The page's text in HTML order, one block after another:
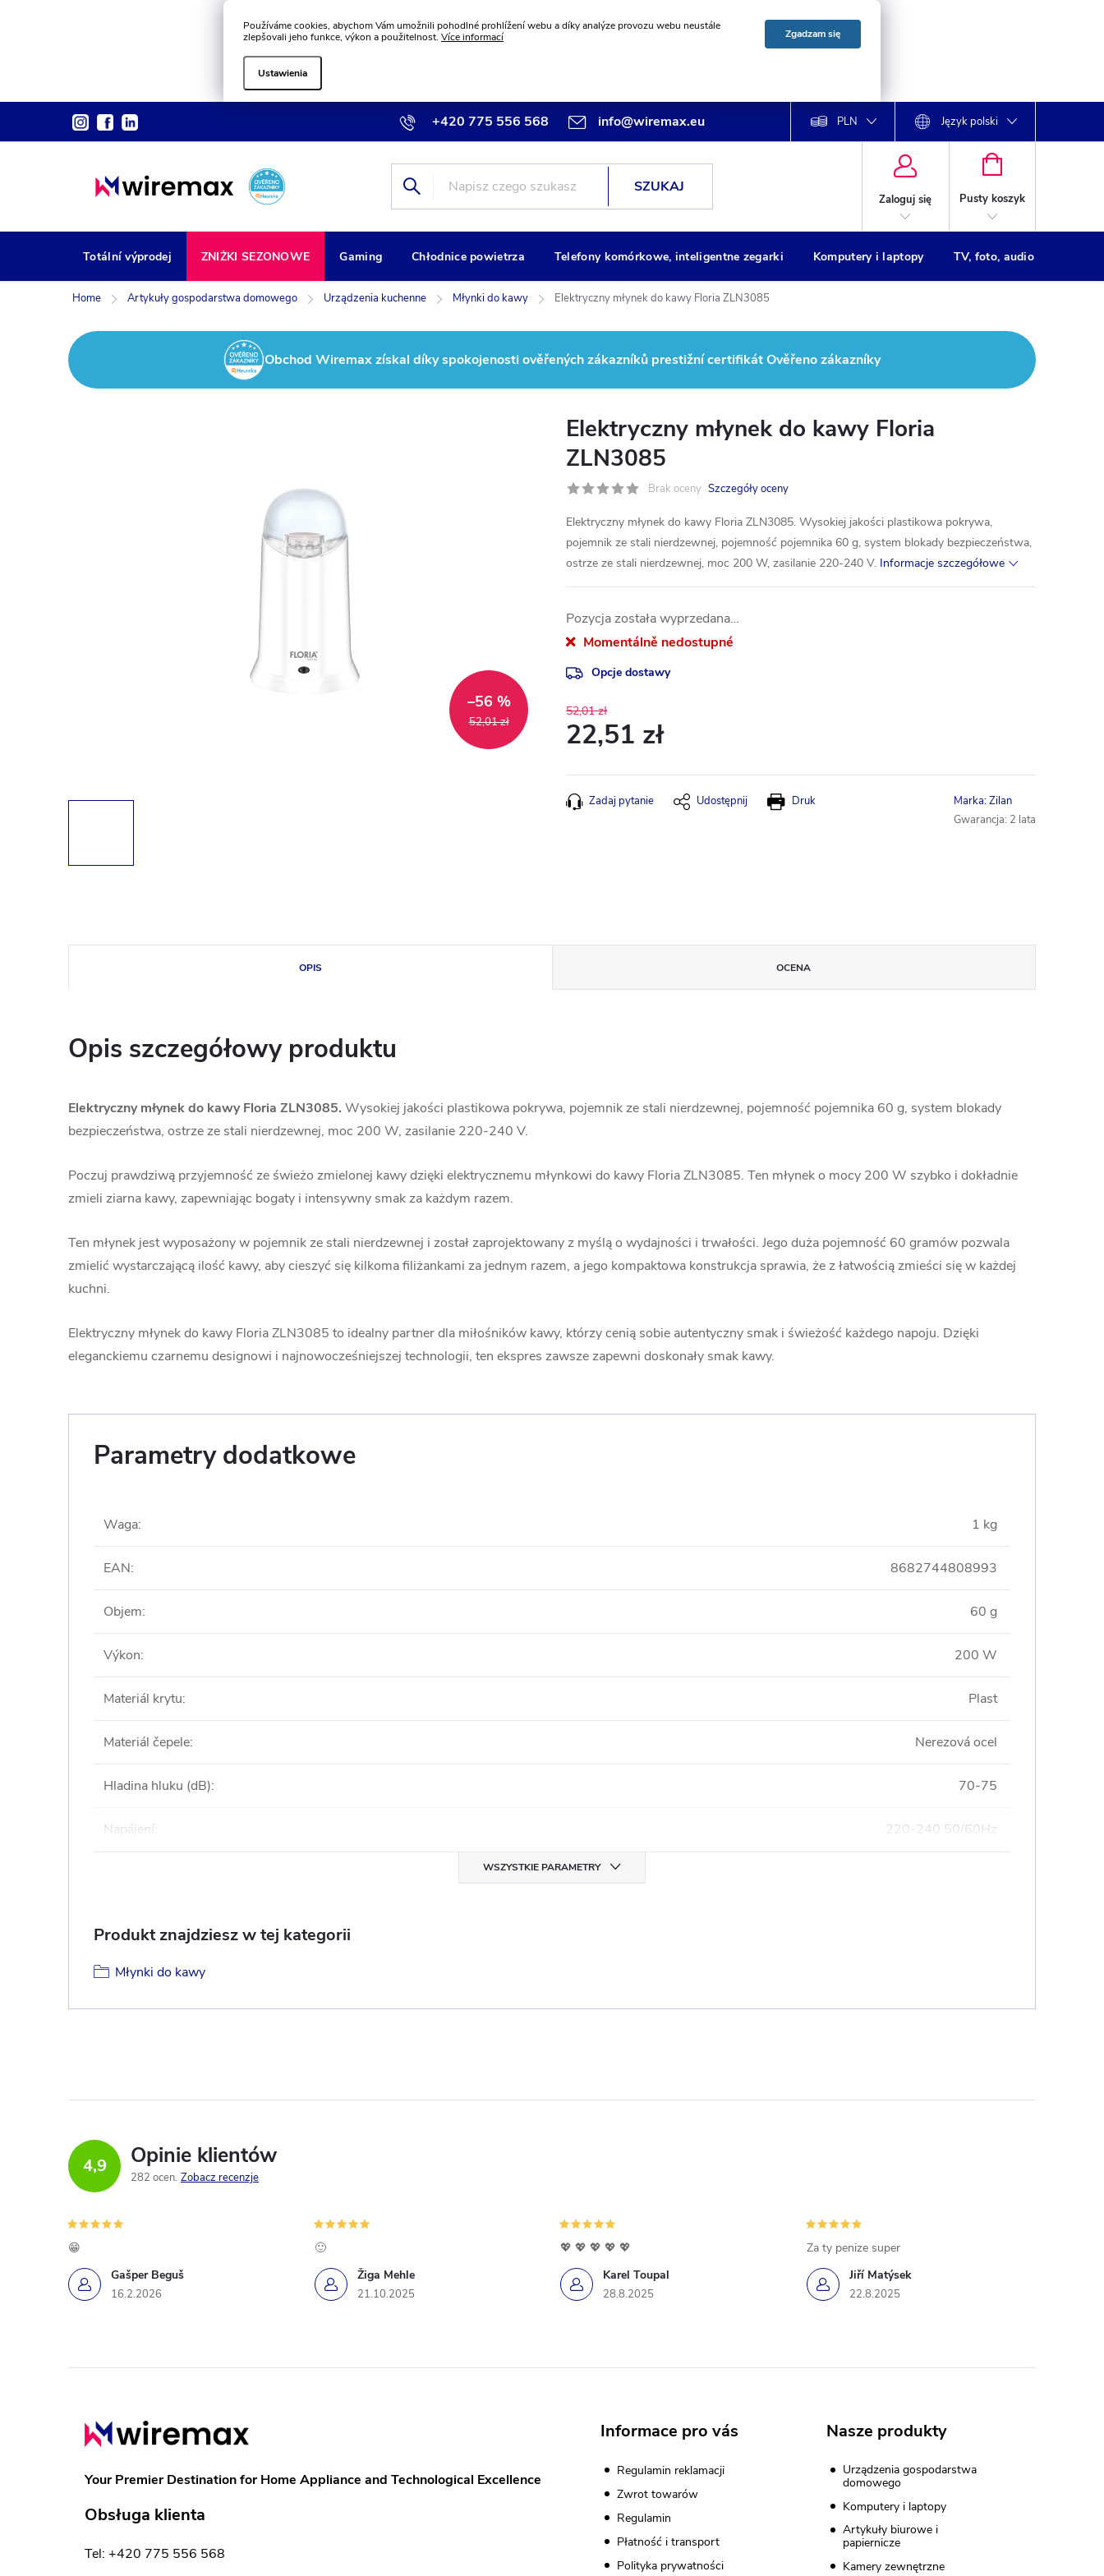
Používáme cookies, abychom Vám umožnili pohodlné prohlížení webu a díky analýze provozu webu neustále
zlepšovali jeho funkce, výkon a použitelnost. Více informací
Ustawienia
Zgadzam się
+420 775 556 568 info@wiremax.eu PLN Język polski
SZUKAJ
Zaloguj się
KOSZYK
Pusty koszyk
Totální výprodej ZNIŻKI SEZONOWE Gaming Chłodnice powietrza Telefony komórkowe, inteligentne zegarki Komputery i laptopy TV, foto, audio
Home Artykuły gospodarstwa domowego Urządzenia kuchenne Młynki do kawy Elektryczny młynek do kawy Floria ZLN3085
Obchod Wiremax získal díky spokojenosti ověřených zákazníků prestižní certifikát Ověřeno zákazníky
52,01 zł
–56 %
Elektryczny młynek do kawy Floria
ZLN3085
Brak oceny Szczegóły oceny
Elektryczny młynek do kawy Floria ZLN3085. Wysokiej jakości plastikowa pokrywa,
pojemnik ze stali nierdzewnej, pojemność pojemnika 60 g, system blokady bezpieczeństwa,
ostrze ze stali nierdzewnej, moc 200 W, zasilanie 220-240 V. Informacje szczegółowe
Pozycja została wyprzedana…
Momentálně nedostupné
Opcje dostawy
52,01 zł
22,51 zł
jednostkowa:
Druk
Zadaj pytanie Udostępnij Marka:Zilan
Gwarancja: 2 lata
OPIS OCENA
Opis szczegółowy produktu
Elektryczny młynek do kawy Floria ZLN3085. Wysokiej jakości plastikowa pokrywa, pojemnik ze stali nierdzewnej, pojemność pojemnika 60 g, system blokady
bezpieczeństwa, ostrze ze stali nierdzewnej, moc 200 W, zasilanie 220-240 V.
Poczuj prawdziwą przyjemność ze świeżo zmielonej kawy dzięki elektrycznemu młynkowi do kawy Floria ZLN3085. Ten młynek o mocy 200 W szybko i dokładnie
zmieli ziarna kawy, zapewniając bogaty i intensywny smak za każdym razem.
Ten młynek jest wyposażony w pojemnik ze stali nierdzewnej i został zaprojektowany z myślą o wydajności i trwałości. Jego duża pojemność 60 gramów pozwala
zmielić wystarczającą ilość kawy, aby cieszyć się kilkoma filiżankami za jednym razem, a jego kompaktowa konstrukcja sprawia, że z łatwością zmieści się w każdej
kuchni.
Elektryczny młynek do kawy Floria ZLN3085 to idealny partner dla miłośników kawy, którzy cenią sobie autentyczny smak i świeżość każdego napoju. Dzięki
eleganckiemu czarnemu designowi i najnowocześniejszej technologii, ten ekspres zawsze zapewni doskonały smak kawy.
Parametry dodatkowe
Waga: 1 kg
EAN: 8682744808993
Objem: 60 g
Výkon: 200 W
Materiál krytu: Plast
Materiál čepele: Nerezová ocel
Hladina hluku (dB): 70-75
Napájení: 220-240 50/60Hz
WSZYSTKIE PARAMETRY
Produkt znajdziesz w tej kategorii
Młynki do kawy
4,9 Opinie klientów
282 ocen Zobacz recenzje
Gašper Beguš
16.2.2026
😁
Žiga Mehle
21.10.2025
🙂
Karel Toupal
28.8.2025
💖 💖 💖 💖 💖
Jiří Matýsek
22.8.2025
Za ty penize super
Your Premier Destination for Home Appliance and Technological Excellence
Obsługa klienta
Tel: +420 775 556 568
Informace pro vás
Regulamin reklamacji
Zwrot towarów
Regulamin
Płatność i transport
Polityka prywatności
Nasze produkty
Urządzenia gospodarstwa
domowego
Komputery i laptopy
Artykuły biurowe i
papiernicze
Kamery zewnętrzne